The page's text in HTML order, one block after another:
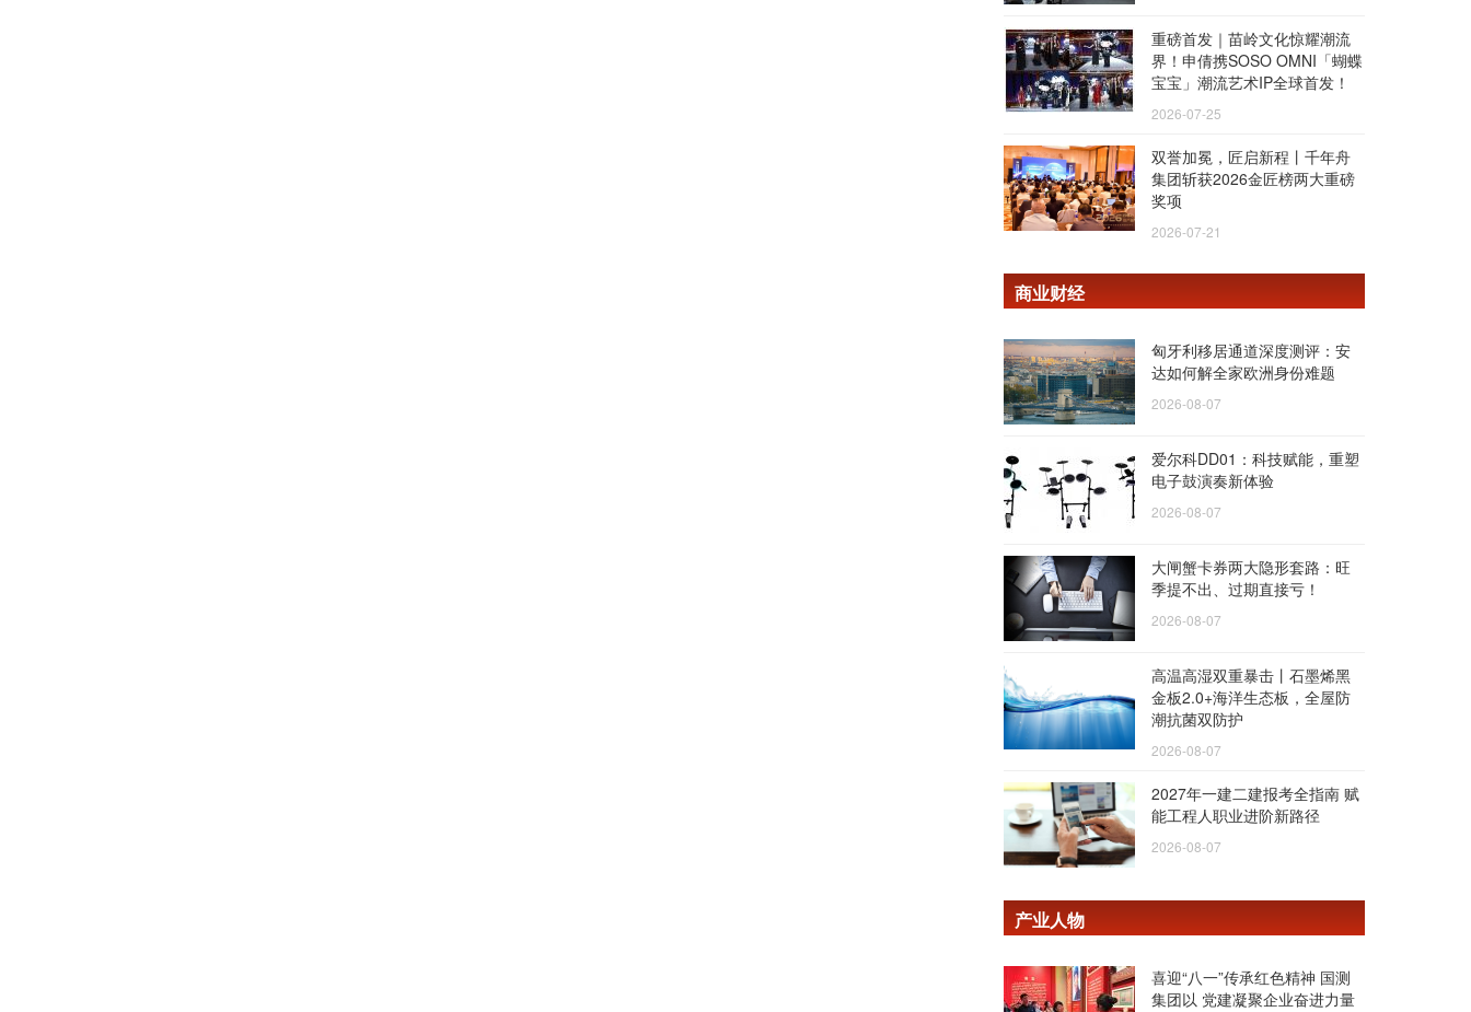
重磅首发｜苗岭文化惊耀潮流
界！申倩携SOSO OMNI「蝴蝶
宝宝」潮流艺术IP全球首发！
2026-07-25
双誉加冕，匠启新程丨千年舟
集团斩获2026金匠榜两大重磅
奖项
2026-07-21
商业财经
匈牙利移居通道深度测评：安
达如何解全家欧洲身份难题
2026-08-07
爱尔科DD01：科技赋能，重塑
电子鼓演奏新体验
2026-08-07
大闸蟹卡券两大隐形套路：旺
季提不出、过期直接亏！
2026-08-07
高温高湿双重暴击丨石墨烯黑
金板2.0+海洋生态板，全屋防
潮抗菌双防护
2026-08-07
2027年一建二建报考全指南 赋
能工程人职业进阶新路径
2026-08-07
产业人物
喜迎“八一”传承红色精神 国测
集团以 党建凝聚企业奋进力量